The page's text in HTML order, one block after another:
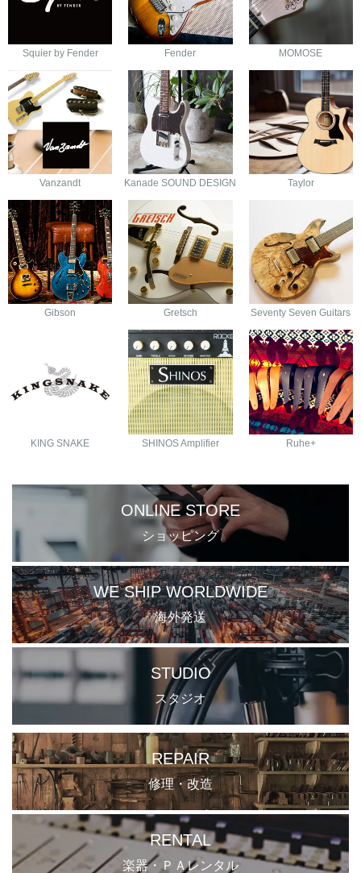
Squier by Fender Fender MOMOSE
Vanzandt Kanade SOUND DESIGN Taylor
Gibson Gretsch Seventy Seven Guitars
KING SNAKE SHINOS Amplifier Ruhe+
ONLINE STORE
ショッピング
WE SHIP WORLDWIDE
海外発送
STUDIO
スタジオ
REPAIR
修理・改造
RENTAL
楽器・ＰＡレンタル